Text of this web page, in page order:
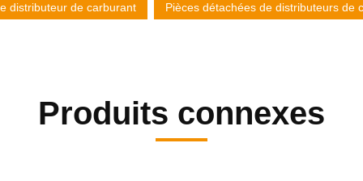
distributeur de carburant Pièces détachées de distributeurs de
Produits connexes